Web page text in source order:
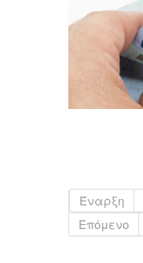
Έναρξη
Επόμενο